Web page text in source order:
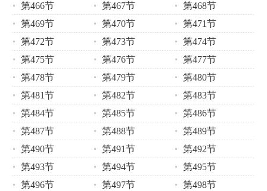
第466节
第467节
第468节
第469节
第470节
第471节
第472节
第473节
第474节
第475节
第476节
第477节
第478节
第479节
第480节
第481节
第482节
第483节
第484节
第485节
第486节
第487节
第488节
第489节
第490节
第491节
第492节
第493节
第494节
第495节
第496节
第497节
第498节